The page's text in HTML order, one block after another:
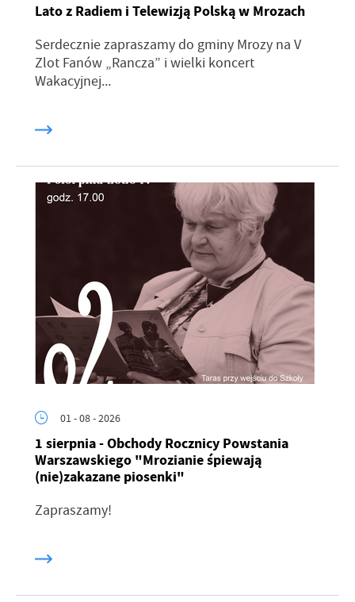
Lato z Radiem i Telewizją Polską w Mrozach
Serdecznie zapraszamy do gminy Mrozy na V
Zlot Fanów „Rancza” i wielki koncert
Wakacyjnej...
01 - 08 - 2026
1 sierpnia - Obchody Rocznicy Powstania
Warszawskiego "Mrozianie śpiewają
(nie)zakazane piosenki"
Zapraszamy!